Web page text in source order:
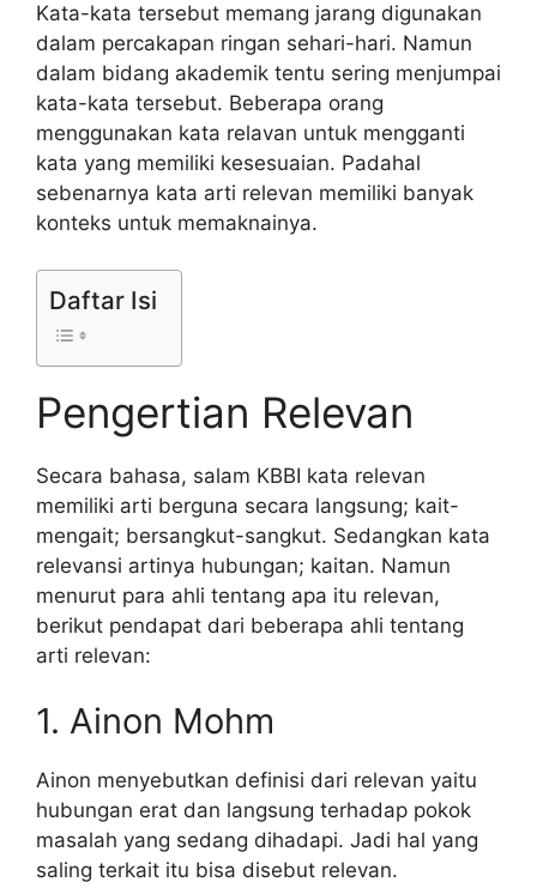
Kata-kata tersebut memang jarang digunakan
dalam percakapan ringan sehari-hari. Namun
dalam bidang akademik tentu sering menjumpai
kata-kata tersebut. Beberapa orang
menggunakan kata relavan untuk mengganti
kata yang memiliki kesesuaian. Padahal
sebenarnya kata arti relevan memiliki banyak
konteks untuk memaknainya.
Daftar Isi
Pengertian Relevan
Secara bahasa, salam KBBI kata relevan
memiliki arti berguna secara langsung; kait-
mengait; bersangkut-sangkut. Sedangkan kata
relevansi artinya hubungan; kaitan. Namun
menurut para ahli tentang apa itu relevan,
berikut pendapat dari beberapa ahli tentang
arti relevan:
1. Ainon Mohm
Ainon menyebutkan definisi dari relevan yaitu
hubungan erat dan langsung terhadap pokok
masalah yang sedang dihadapi. Jadi hal yang
saling terkait itu bisa disebut relevan.